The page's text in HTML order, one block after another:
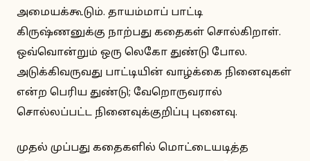
அமையக்கூடும். தாயம்மாப் பாட்டி
கிருஷ்ணனுக்கு நாற்பது கதைகள் சொல்கிறாள்.
ஒவ்வொன்றும் ஒரு லெகோ துண்டு போல.
அடுக்கிவருவது பாட்டியின் வாழ்க்கை நினைவுகள்
என்ற பெரிய துண்டு; வேறொருவரால்
சொல்லப்பட்ட நினைவுக்குறிப்பு புனைவு.
முதல் முப்பது கதைகளில் மொட்டையடித்த